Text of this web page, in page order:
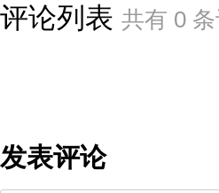
评论列表 共有 0
发表评论